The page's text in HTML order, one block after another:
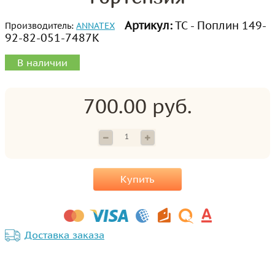
Производитель: ANNATEX Артикул:ТС - Поплин 149-
92-82-051-7487К
В наличии
700.00 руб.
Купить
Доставка заказа